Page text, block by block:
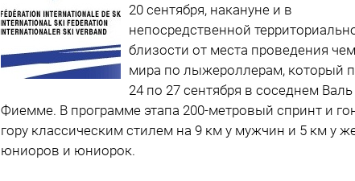
20 сентября, накануне и в
непосредственной
близости от места проведения
мира по лыжероллерам, который
24 по 27 сентября в соседнем
Фиемме. В программе этапа 200-метровый спринт и
гору классическим стилем на 9 км у мужчин и 5 км у
юниоров и юниорок.